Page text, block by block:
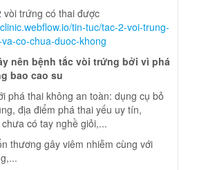
trứng có thai được
tin-tuc/tac-2-voi-trung-
co-chua-duoc-khong
nên bệnh tắc vòi trứng bởi vì phá
bao cao su
phá thai không an toàn: dụng cụ bỏ
địa điểm phá thai yếu uy tín,
có tay nghề giỏi,...
thương gây viêm nhiễm cùng với